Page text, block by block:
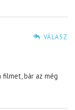
VÁLASZ
filmet, bár az még